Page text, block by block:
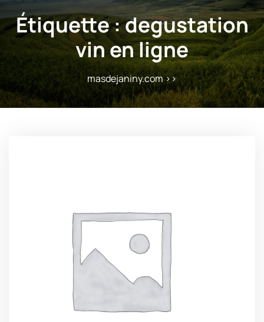
Étiquette :degustation
vin en ligne
masdejaniny.com>>